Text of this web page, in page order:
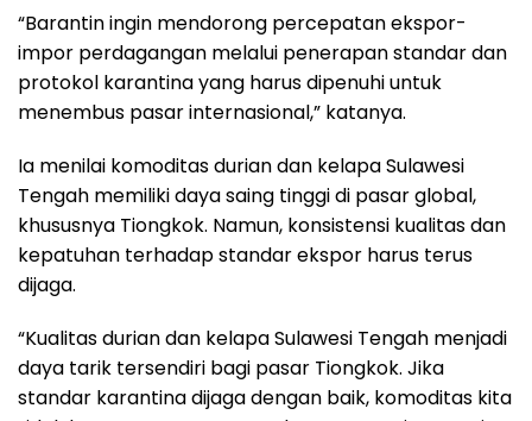
“Barantin ingin mendorong percepatan ekspor-
impor perdagangan melalui penerapan standar dan
protokol karantina yang harus dipenuhi untuk
menembus pasar internasional,” katanya.
Ia menilai komoditas durian dan kelapa Sulawesi
Tengah memiliki daya saing tinggi di pasar global,
khususnya Tiongkok. Namun, konsistensi kualitas dan
kepatuhan terhadap standar ekspor harus terus
dijaga.
“Kualitas durian dan kelapa Sulawesi Tengah menjadi
daya tarik tersendiri bagi pasar Tiongkok. Jika
standar karantina dijaga dengan baik, komoditas kita